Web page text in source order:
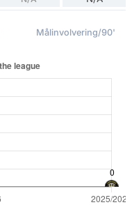
Målinvolvering/90'